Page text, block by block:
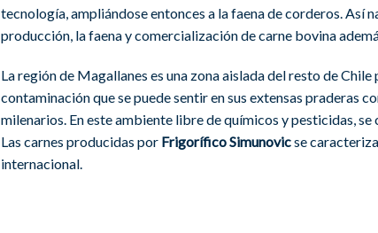
tecnología, ampliándose entonces a la faena de corderos. Así
producción, la faena y comercialización de carne bovina
La región de Magallanes es una zona aislada del resto de
contaminación que se puede sentir en sus extensas praderas
milenarios. En este ambiente libre de químicos y pesticidas,
Las carnes producidas por Frigorífico Simunovicse
internacional.